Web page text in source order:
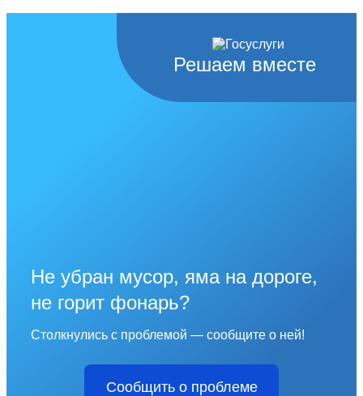
Решаем вместе
Не убран мусор, яма на дороге,
не горит фонарь?
Столкнулись с проблемой — сообщите о ней!
Сообщить о проблеме